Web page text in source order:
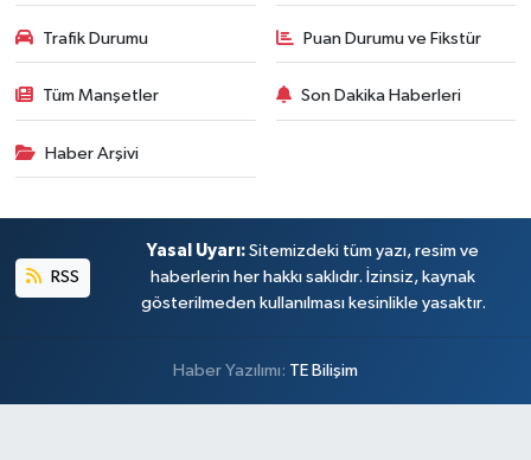
Trafik Durumu Puan Durumu ve Fikstür
Tüm Manşetler Son Dakika Haberleri
Haber Arşivi
RSS
Yasal Uyarı: Sitemizdeki tüm yazı, resim ve
haberlerin her hakkı saklıdır. İzinsiz, kaynak
gösterilmeden kullanılması kesinlikle yasaktır.
Haber Yazılımı: TE Bilişim